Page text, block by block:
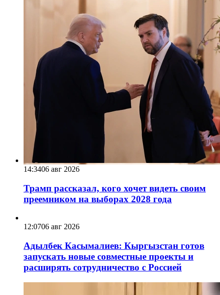
14:3406 авг 2026
Трамп рассказал, кого хочет видеть своим
преемником на выборах 2028 года
12:0706 авг 2026
Адылбек Касымалиев: Кыргызстан готов
запускать новые совместные проекты и
расширять сотрудничество с Россией